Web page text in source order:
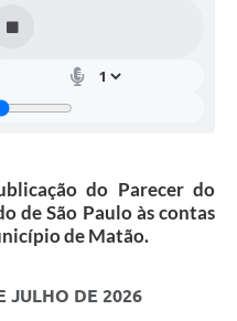
do Parecer do
de São Paulo às contas
de Matão.
JULHO DE 2026